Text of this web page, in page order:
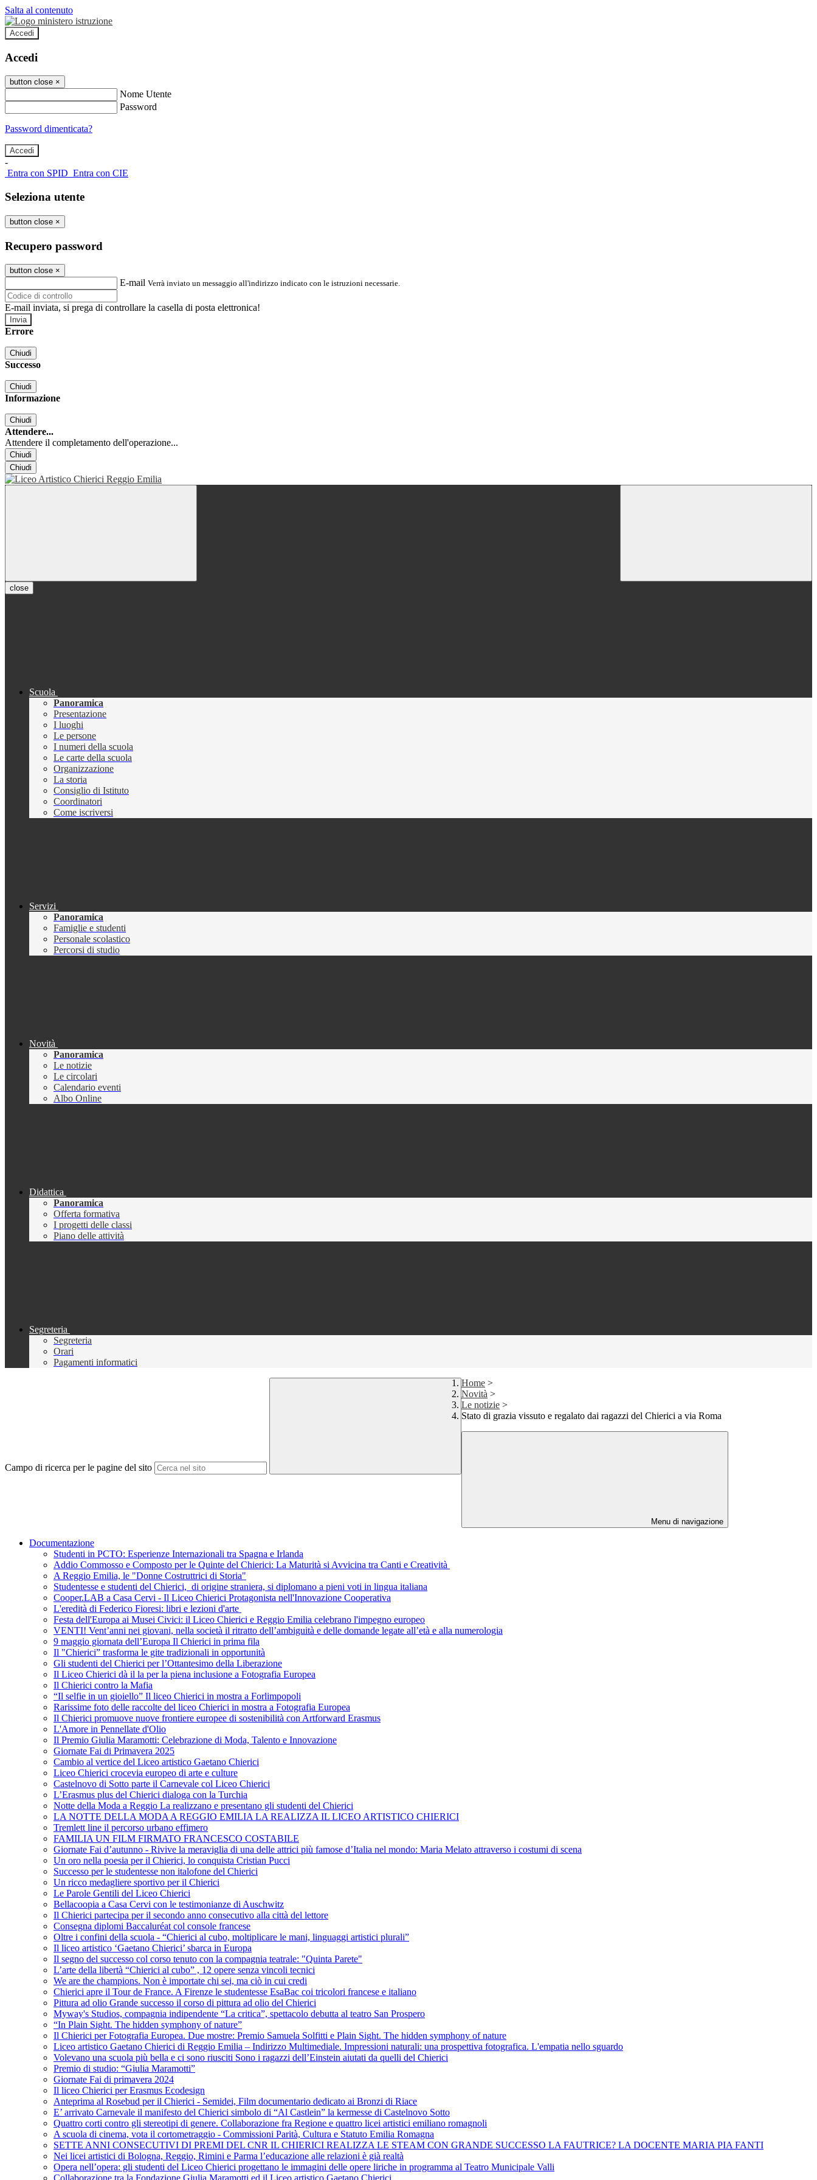
Salta al contenuto
Accedi
Accedi
button close ×
Nome Utente
Password
Password dimenticata?
-
Entra con SPID Entra con CIE
Seleziona utente
button close ×
Recupero password
button close ×
E-mail Verrà inviato un messaggio all'indirizzo indicato con le istruzioni necessarie.
E-mail inviata, si prega di controllare la casella di posta elettronica!
Errore
Chiudi
Successo
Chiudi
Informazione
Chiudi
Attendere...
Attendere il completamento dell'operazione...
Chiudi
Chiudi
close
Scuola
Panoramica
Presentazione
I luoghi
Le persone
I numeri della scuola
Le carte della scuola
Organizzazione
La storia
Consiglio di Istituto
Coordinatori
Come iscriversi
Servizi
Panoramica
Famiglie e studenti
Personale scolastico
Percorsi di studio
Novità
Panoramica
Le notizie
Le circolari
Calendario eventi
Albo Online
Didattica
Panoramica
Offerta formativa
I progetti delle classi
Piano delle attività
Segreteria
Segreteria
Orari
Pagamenti informatici
Campo di ricerca per le pagine del sito
Home >
Novità >
Le notizie >
Stato di grazia vissuto e regalato dai ragazzi del Chierici a via Roma
Menu di navigazione
Documentazione
Studenti in PCTO: Esperienze Internazionali tra Spagna e Irlanda
Addio Commosso e Composto per le Quinte del Chierici: La Maturità si Avvicina tra Canti e Creatività
A Reggio Emilia, le "Donne Costruttrici di Storia"
Studentesse e studenti del Chierici, di origine straniera, si diplomano a pieni voti in lingua italiana
Cooper.LAB a Casa Cervi - Il Liceo Chierici Protagonista nell'Innovazione Cooperativa
L'eredità di Federico Fioresi: libri e lezioni d'arte
Festa dell'Europa ai Musei Civici: il Liceo Chierici e Reggio Emilia celebrano l'impegno europeo
VENTI! Vent’anni nei giovani, nella società il ritratto dell’ambiguità e delle domande legate all’età e alla numerologia
9 maggio giornata dell’Europa Il Chierici in prima fila
Il "Chierici” trasforma le gite tradizionali in opportunità
Gli studenti del Chierici per l’Ottantesimo della Liberazione
Il Liceo Chierici dà il la per la piena inclusione a Fotografia Europea
Il Chierici contro la Mafia
“Il selfie in un gioiello” Il liceo Chierici in mostra a Forlimpopoli
Rarissime foto delle raccolte del liceo Chierici in mostra a Fotografia Europea
Il Chierici promuove nuove frontiere europee di sostenibilità con Artforward Erasmus
L'Amore in Pennellate d'Olio
Il Premio Giulia Maramotti: Celebrazione di Moda, Talento e Innovazione
Giornate Fai di Primavera 2025
Cambio al vertice del Liceo artistico Gaetano Chierici
Liceo Chierici crocevia europeo di arte e culture
Castelnovo di Sotto parte il Carnevale col Liceo Chierici
L’Erasmus plus del Chierici dialoga con la Turchia
Notte della Moda a Reggio La realizzano e presentano gli studenti del Chierici
LA NOTTE DELLA MODA A REGGIO EMILIA LA REALIZZA IL LICEO ARTISTICO CHIERICI
Tremlett line il percorso urbano effimero
FAMILIA UN FILM FIRMATO FRANCESCO COSTABILE
Giornate Fai d’autunno - Rivive la meraviglia di una delle attrici più famose d’Italia nel mondo: Maria Melato attraverso i costumi di scena
Un oro nella poesia per il Chierici, lo conquista Cristian Pucci
Successo per le studentesse non italofone del Chierici
Un ricco medagliere sportivo per il Chierici
Le Parole Gentili del Liceo Chierici
Bellacoopia a Casa Cervi con le testimonianze di Auschwitz
Il Chierici partecipa per il secondo anno consecutivo alla città del lettore
Consegna diplomi Baccaluréat col console francese
Oltre i confini della scuola - “Chierici al cubo, moltiplicare le mani, linguaggi artistici plurali”
Il liceo artistico ‘Gaetano Chierici’ sbarca in Europa
Il segno del successo col corso tenuto con la compagnia teatrale: "Quinta Parete"
L’arte della libertà “Chierici al cubo” , 12 opere senza vincoli tecnici
We are the champions. Non è importate chi sei, ma ciò in cui credi
Chierici apre il Tour de France. A Firenze le studentesse EsaBac coi tricolori francese e italiano
Pittura ad olio Grande successo il corso di pittura ad olio del Chierici
Myway's Studios, compagnia indipendente “La critica”, spettacolo debutta al teatro San Prospero
“In Plain Sight. The hidden symphony of nature”
Il Chierici per Fotografia Europea. Due mostre: Premio Samuela Solfitti e Plain Sight. The hidden symphony of nature
Liceo artistico Gaetano Chierici di Reggio Emilia – Indirizzo Multimediale. Impressioni naturali: una prospettiva fotografica. L'empatia nello sguardo
Volevano una scuola più bella e ci sono riusciti Sono i ragazzi dell’Einstein aiutati da quelli del Chierici
Premio di studio: “Giulia Maramotti”
Giornate Fai di primavera 2024
Il liceo Chierici per Erasmus Ecodesign
Anteprima al Rosebud per il Chierici - Semidei, Film documentario dedicato ai Bronzi di Riace
E’ arrivato Carnevale il manifesto del Chierici simbolo di “Al Castlein” la kermesse di Castelnovo Sotto
Quattro corti contro gli stereotipi di genere. Collaborazione fra Regione e quattro licei artistici emiliano romagnoli
A scuola di cinema, vota il cortometraggio - Commissioni Parità, Cultura e Statuto Emilia Romagna
SETTE ANNI CONSECUTIVI DI PREMI DEL CNR IL CHIERICI REALIZZA LE STEAM CON GRANDE SUCCESSO LA FAUTRICE? LA DOCENTE MARIA PIA FANTI
Nei licei artistici di Bologna, Reggio, Rimini e Parma l’educazione alle relazioni è già realtà
Opera nell’opera: gli studenti del Liceo Chierici progettano le immagini delle opere liriche in programma al Teatro Municipale Valli